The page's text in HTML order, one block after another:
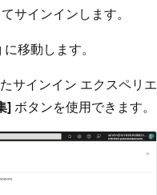
サインインします。
に移動します。
サインイン エクスペリエ
]ボタンを使用できます。